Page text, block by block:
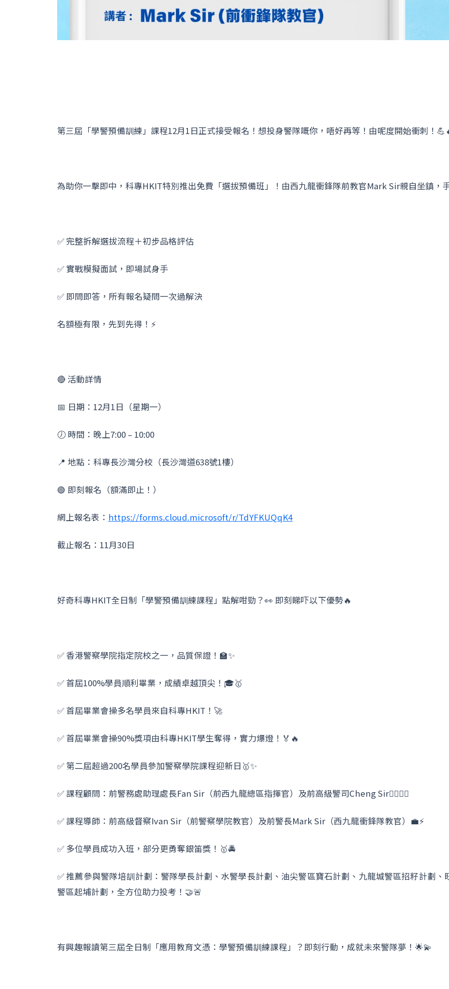
第三屆「學警預備訓練」課程12月1日正式接受報名！想投身警隊嘅你，唔好再等！由呢度開始衝刺！
為助你一擊即中，科專HKIT特別推出免費「選拔預備班」！由西九龍衝鋒隊前教官Mark Sir親自坐鎮，
✅ 完整拆解選拔流程＋初步品格評估
✅ 實戰模擬面試，即場試身手
✅ 即問即答，所有報名疑問一次過解決
名額極有限，先到先得！⚡
🔴 活動詳情
📅 日期：12月1日（星期一）
🕖 時間：晚上7:00 – 10:00
📍 地點：科專長沙灣分校（長沙灣道638號1樓）
🟢 即刻報名（額滿即止！）
網上報名表： https://forms.cloud.microsoft/r/TdYFKUQqK4
截止報名：11月30日
好奇科專HKIT全日制「學警預備訓練課程」點解咁勁？👀 即刻睇吓以下優勢🔥
✅ 香港警察學院指定院校之一，品質保證！🏫✨
✅ 首屆100%學員順利畢業，成績卓越頂尖！🎓🥇
✅ 首屆畢業會操多名學員來自科專HKIT！🚀
✅ 首屆畢業會操90%獎項由科專HKIT學生奪得，實力爆燈！🏅🔥
✅ 第二屆超過200名學員參加警察學院課程迎新日🥇✨
✅ 課程顧問：前警務處助理處長Fan Sir（前西九龍總區指揮官）及前高級警司Cheng Sir👨‍✈️👮‍♂️
✅ 課程導師：前高級督察Ivan Sir（前警察學院教官）及前警長Mark Sir（西九龍衝鋒隊教官）💼⚡
✅ 多位學員成功入班，部分更勇奪銀笛獎！🥇🚔
✅ 推薦參與警隊培訓計劃：警隊學長計劃、水警學長計劃、油尖警區寶石計劃、九龍城警區招籽計劃
警區起埔計劃，全方位助力投考！🤝🚨
有興趣報讀第三屆全日制「應用教育文憑：學警預備訓練課程」？即刻行動，成就未來警隊夢！🌟💫